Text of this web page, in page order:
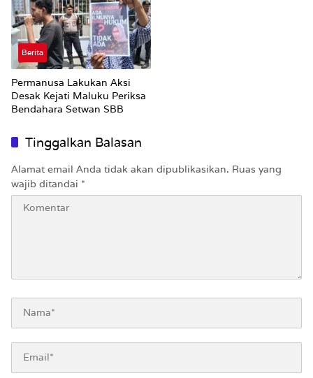
Berita
Permanusa Lakukan Aksi
Desak Kejati Maluku Periksa
Bendahara Setwan SBB
Tinggalkan Balasan
Alamat email Anda tidak akan dipublikasikan. Ruas yang
wajib ditandai *